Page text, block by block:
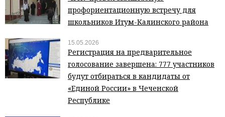
профориентационную встречу для
школьников Итум-Калинского района
15.05.2026
Регистрация на предварительное
голосование завершена: 777 участников
будут отбираться в кандидаты от
«Единой России» в Чеченской
Республике